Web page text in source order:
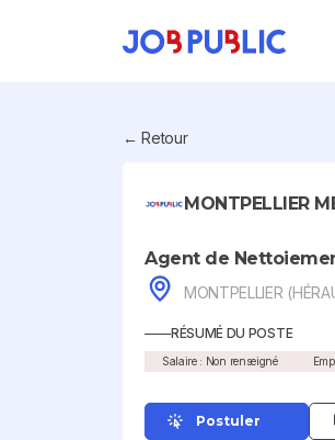
← Retour
MONTPELLIER
Agent de
MONTPELLIER
RÉSUMÉ DU POSTE
Salaire : Non renseigné
Postuler